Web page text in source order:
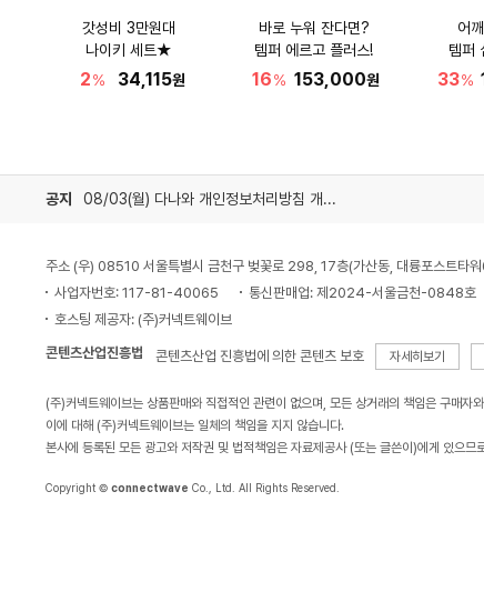
갓성비 3만원대
나이키 세트★
2% 34,115원
바로 누워 잔다면?
템퍼 에르고 플러스!
16% 153,000원
어
템퍼
33%
공지 08/03(월) 다나와 개인정보처리방침 개정 안내
주소 (우) 08510 서울특별시 금천구 벚꽃로 298, 17층(가산동, 대륭포스트타
사업자번호: 117-81-40065
통신판매업: 제2024-서울금천-0848호
호스팅 제공자: (주)커넥트웨이브
콘텐츠산업진흥법
콘텐츠산업 진흥법에 의한 콘텐츠 보호 자세히보기
(주)커넥트웨이브는 상품판매와 직접적인 관련이 없으며, 모든 상거래의 책임은 구매자
이에 대해 (주)커넥트웨이브는 일체의 책임을 지지 않습니다.
본사에 등록된 모든 광고와 저작권 및 법적책임은 자료제공사 (또는 글쓴이)에게 있으므
Copyright © connectwave Co., Ltd. All Rights Reserved.